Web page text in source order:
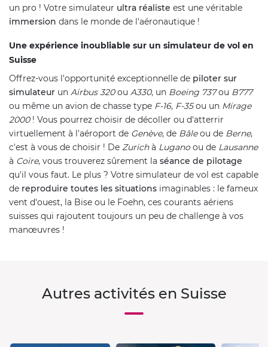
un pro ! Votre simulateur ultra réaliste est une véritable
immersion dans le monde de l'aéronautique !
Une expérience inoubliable sur un simulateur de vol en
Suisse
Offrez-vous l'opportunité exceptionnelle de piloter sur
simulateur un Airbus 320ou A330, un Boeing 737ou B777
ou même un avion de chasse type F-16, F-35ou un Mirage
2000! Vous pourrez choisir de décoller ou d'atterrir
virtuellement à l'aéroport de Genève, de Bâleou de Berne,
c'est à vous de choisir ! De Zurichà Luganoou de Lausanne
à Coire, vous trouverez sûrement la séance de pilotage
qu'il vous faut. Le plus ? Votre simulateur de vol est capable
de reproduire toutes les situations imaginables : le fameux
vent d'ouest, la Bise ou le Foehn, ces courants aériens
suisses qui rajoutent toujours un peu de challenge à vos
manœuvres !
Autres activités en Suisse